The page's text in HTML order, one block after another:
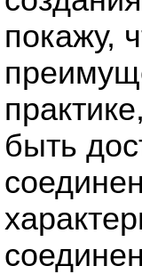
покажу,
быть